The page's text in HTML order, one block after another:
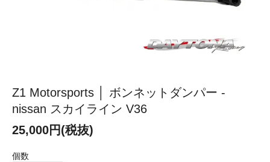
Z1 Motorsports │ ボンネットダンパー -
nissan スカイライン V36
25,000円(税抜)
個数